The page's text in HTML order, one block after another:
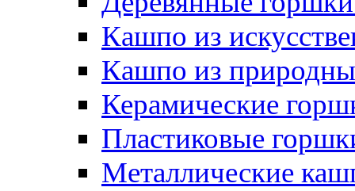
Кашпо из
Кашпо из
Керамические
Пластиковые
Металлические